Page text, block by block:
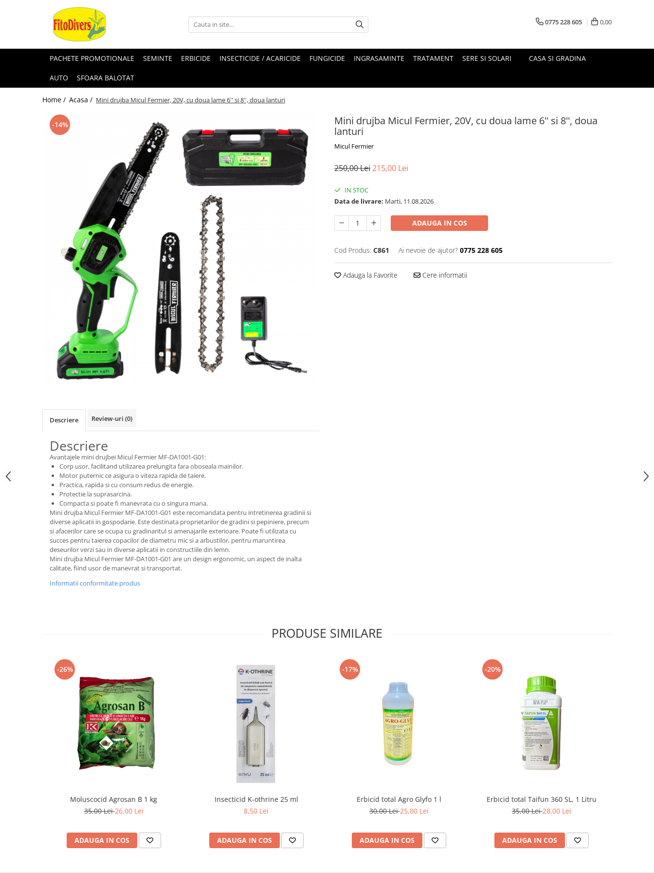
0775 228 605 0,00
PACHETE PROMOTIONALE SEMINTE ERBICIDE INSECTICIDE / ACARICIDE FUNGICIDE INGRASAMINTE TRATAMENT SERE SI SOLARI CASA SI GRADINA
AUTO SFOARA BALOTAT
Home / Acasa / Mini drujba Micul Fermier, 20V, cu doua lame 6'' si 8'', doua lanturi
Mini drujba Micul Fermier, 20V, cu doua lame 6'' si 8'', doua
lanturi
Micul Fermier
-14%
250,00 Lei215,00 Lei
IN STOC
Data de livrare: Marti, 11.08.2026
ADAUGA IN COS
Cod Produs: C861 Ai nevoie de ajutor? 0775 228 605
Adauga la Favorite Cere informatii
Descriere Review-uri (0)
Descriere
Avantajele mini drujbei Micul Fermier MF-DA1001-G01:
Corp usor, facilitand utilizarea prelungita fara oboseala mainilor.
Motor puternic ce asigura o viteza rapida de taiere.
Practica, rapida si cu consum redus de energie.
Protectie la suprasarcina.
Compacta si poate fi manevrata cu o singura mana.
Mini drujba Micul Fermier MF-DA1001-G01 este recomandata pentru intretinerea gradinii si
diverse aplicatii in gospodarie. Este destinata proprietarilor de gradini si pepiniere, precum
si afacerilor care se ocupa cu gradinaritul si amenajarile exterioare. Poate fi utilizata cu
succes pentru taierea copacilor de diametru mic si a arbustilor, pentru maruntirea
deseurilor verzi sau in diverse aplicatii in constructiile din lemn.
Mini drujba Micul Fermier MF-DA1001-G01 are un design ergonomic, un aspect de inalta
calitate, fiind usor de manevrat si transportat.
Informatii conformitate produs
PRODUSE SIMILARE
-26%
Moluscocid Agrosan B 1 kg
35,00 Lei26,00 Lei
ADAUGA IN COS
Insecticid K-othrine 25 ml
8,50 Lei
ADAUGA IN COS
-17%
Erbicid total Agro Glyfo 1 l
30,00 Lei25,00 Lei
ADAUGA IN COS
-20%
Erbicid total Taifun 360 SL, 1 Litru
35,00 Lei28,00 Lei
ADAUGA IN COS